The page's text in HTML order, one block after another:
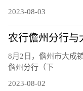
2023-08-03
8月2日，儋州市大成
儋州分行（下
2023-08-02